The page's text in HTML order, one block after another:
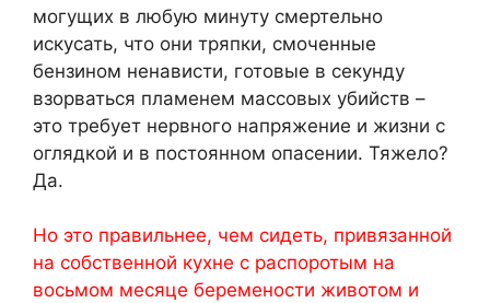
могущих в любую минуту смертельно
искусать, что они тряпки, смоченные
бензином ненависти, готовые в секунду
взорваться пламенем массовых убийств –
это требует нервного напряжение и жизни с
оглядкой и в постоянном опасении. Тяжело?
Да.
Но это правильнее, чем сидеть, привязанной
на собственной кухне с распоротым на
восьмом месяце беремености животом и